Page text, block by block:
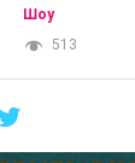
Шоу
513